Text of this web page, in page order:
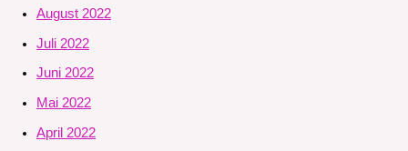
August 2022
Juli 2022
Juni 2022
Mai 2022
April 2022